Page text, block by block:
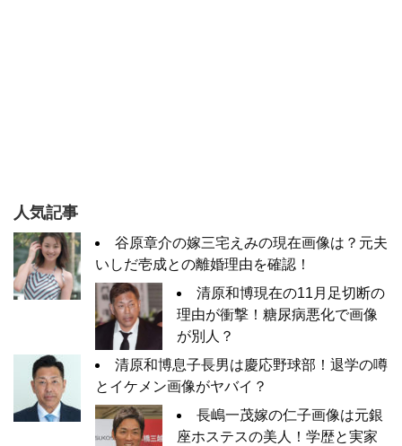
人気記事
谷原章介の嫁三宅えみの現在画像は？元夫
いしだ壱成との離婚理由を確認！
清原和博現在の11月足切断の
理由が衝撃！糖尿病悪化で画像
が別人？
清原和博息子長男は慶応野球部！退学の噂
とイケメン画像がヤバイ？
長嶋一茂嫁の仁子画像は元銀
座ホステスの美人！学歴と実家